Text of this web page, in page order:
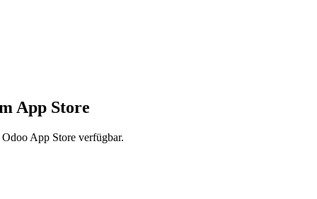
App Store
App Store verfügbar.